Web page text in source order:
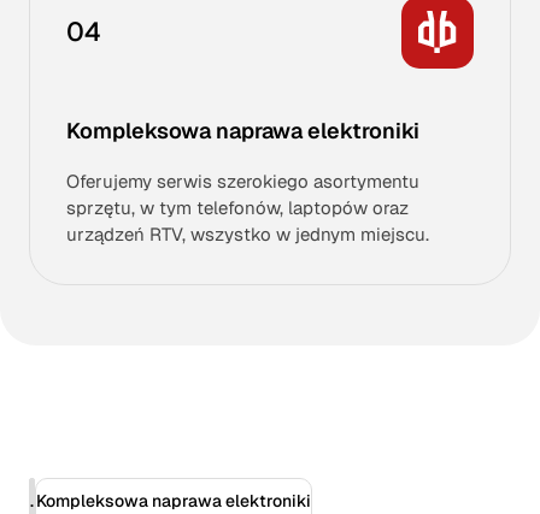
04
Kompleksowa naprawa elektroniki
Oferujemy serwis szerokiego asortymentu
sprzętu, w tym telefonów, laptopów oraz
urządzeń RTV, wszystko w jednym miejscu.
.Kompleksowa naprawa elektroniki